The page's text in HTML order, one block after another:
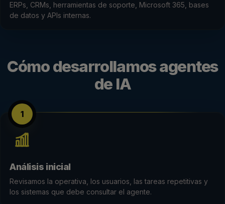
ERPs, CRMs, herramientas de soporte, Microsoft 365, bases
de datos y APIs internas.
Cómo desarrollamos agentes
de IA
1
Análisis inicial
Revisamos la operativa, los usuarios, las tareas repetitivas y
los sistemas que debe consultar el agente.